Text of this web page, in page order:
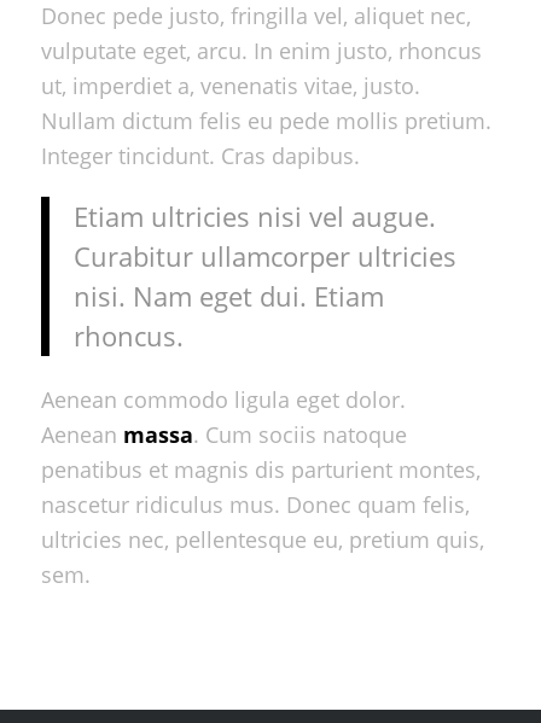
Donec pede justo, fringilla vel, aliquet nec,
vulputate eget, arcu. In enim justo, rhoncus
ut, imperdiet a, venenatis vitae, justo.
Nullam dictum felis eu pede mollis pretium.
Integer tincidunt. Cras dapibus.
Etiam ultricies nisi vel augue.
Curabitur ullamcorper ultricies
nisi. Nam eget dui. Etiam
rhoncus.
Aenean commodo ligula eget dolor.
Aenean massa. Cum sociis natoque
penatibus et magnis dis parturient montes,
nascetur ridiculus mus. Donec quam felis,
ultricies nec, pellentesque eu, pretium quis,
sem.